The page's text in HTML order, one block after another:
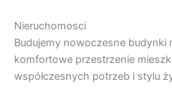
Nieruchomosci
Budujemy nowoczesne budynki
komfortowe przestrzenie
współczesnych potrzeb i stylu